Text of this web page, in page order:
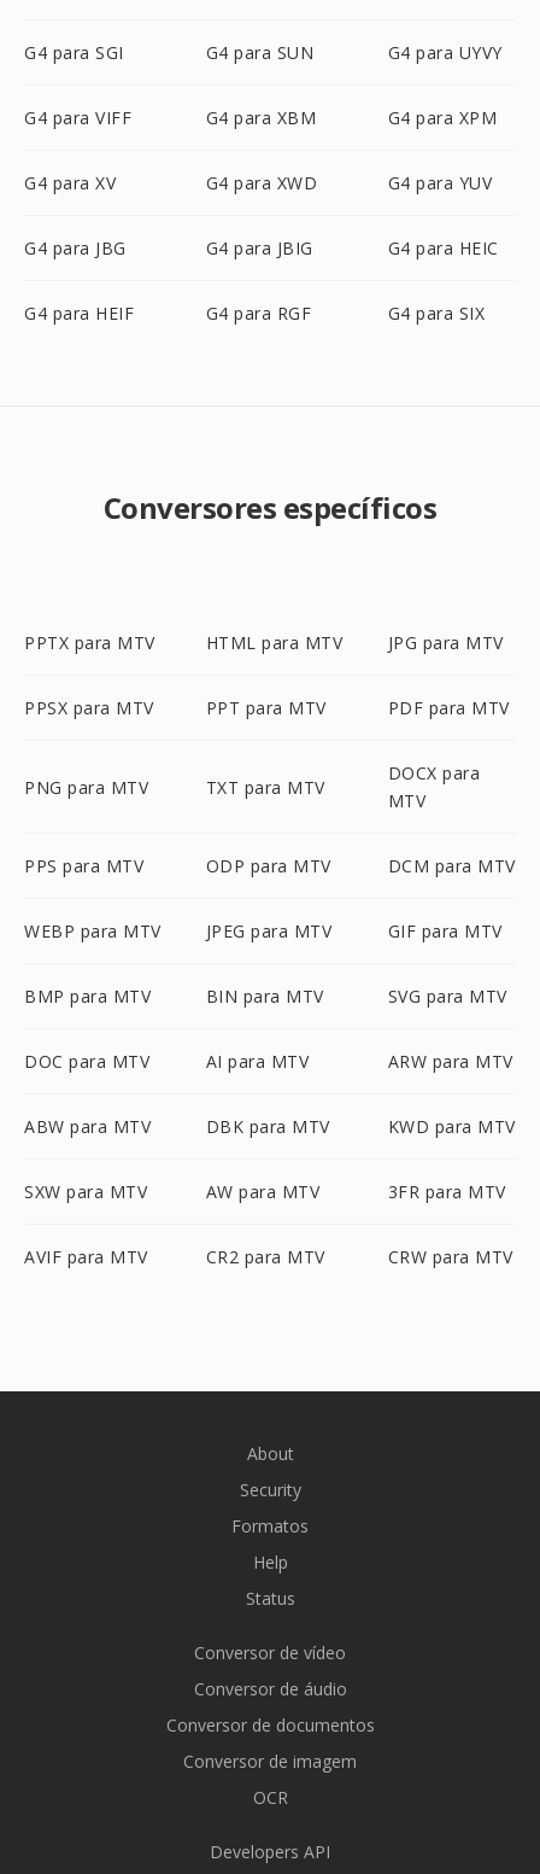
G4 para SGI G4 para SUN G4 para UYVY
G4 para VIFF G4 para XBM G4 para XPM
G4 para XV G4 para XWD G4 para YUV
G4 para JBG G4 para JBIG G4 para HEIC
G4 para HEIF G4 para RGF G4 para SIX
Conversores específicos
PPTX para MTV HTML para MTV JPG para MTV
PPSX para MTV PPT para MTV PDF para MTV
PNG para MTV TXT para MTV
DOCX para
MTV
PPS para MTV ODP para MTV DCM para MTV
WEBP para MTV JPEG para MTV GIF para MTV
BMP para MTV BIN para MTV SVG para MTV
DOC para MTV AI para MTV ARW para MTV
ABW para MTV DBK para MTV KWD para MTV
SXW para MTV AW para MTV 3FR para MTV
AVIF para MTV CR2 para MTV CRW para MTV
About
Security
Formatos
Help
Status
Conversor de vídeo
Conversor de áudio
Conversor de documentos
Conversor de imagem
OCR
Developers API